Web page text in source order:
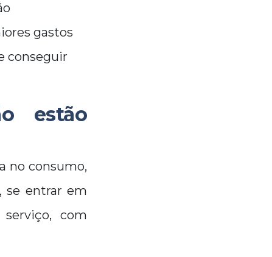
gastos
conseguir
estão
no consumo,
se entrar em
com